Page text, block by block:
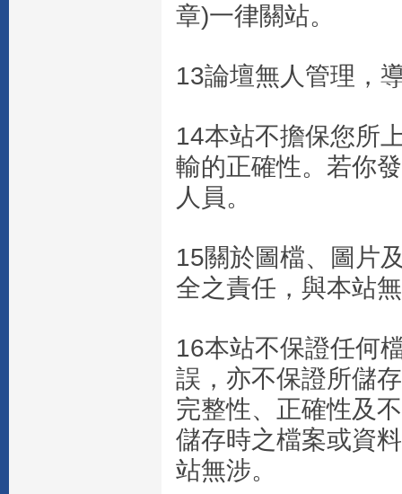
章)一律關站。
13論壇無人管理，
14本站不擔保您所
輸的正確性。若你
人員。
15關於圖檔、圖片
全之責任，與本站
16本站不保證任何
誤，亦不保證所儲
完整性、正確性及
儲存時之檔案或資
站無涉。